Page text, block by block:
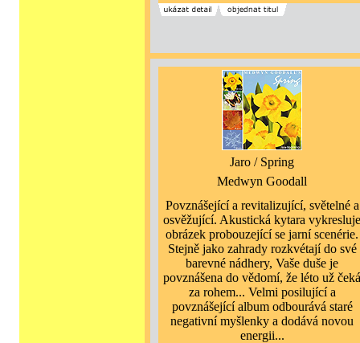
Jaro / Spring
Medwyn Goodall
Povznášející a revitalizující, světelné a
osvěžující. Akustická kytara vykresluje
obrázek probouzející se jarní scenérie.
Stejně jako zahrady rozkvétají do své
barevné nádhery, Vaše duše je
povznášena do vědomí, že léto už čeká
za rohem... Velmi posilující a
povznášející album odbourává staré
negativní myšlenky a dodává novou
energii...